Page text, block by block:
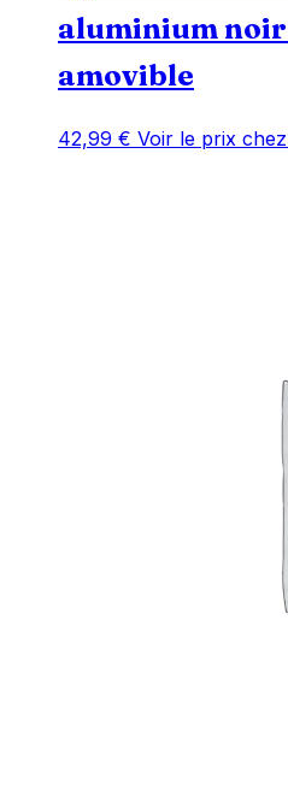
aluminium
amovible
42,99 € Voir le prix